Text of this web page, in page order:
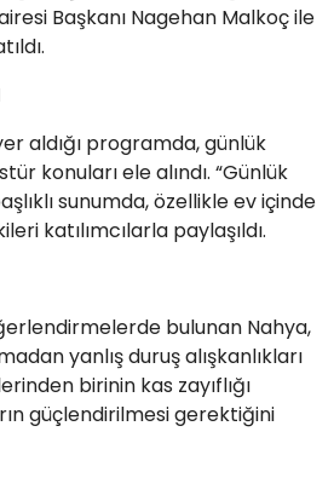
Başkanı Nagehan Malkoç ile
aldığı programda, günlük
konuları ele alındı. “Günlük
sunumda, özellikle ev içinde
katılımcılarla paylaşıldı.
bulunan Nahya,
yanlış duruş alışkanlıkları
birinin kas zayıflığı
güçlendirilmesi gerektiğini